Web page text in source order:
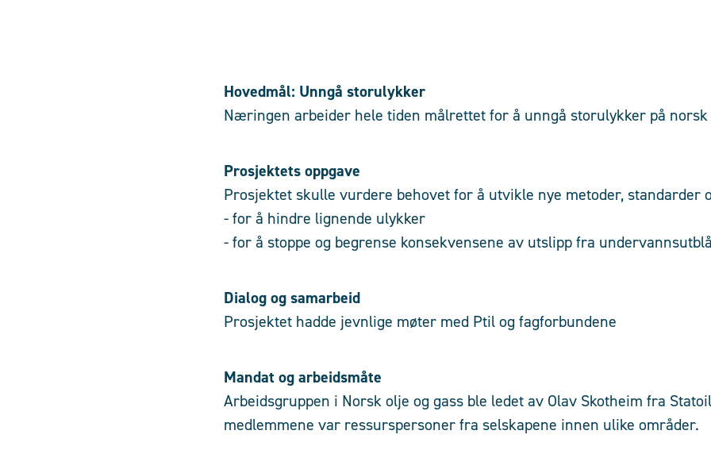
Hovedmål: Unngå storulykker
Næringen arbeider hele tiden målrettet for å unngå storulykker på
Prosjektets oppgave
Prosjektet skulle vurdere behovet for å utvikle nye metoder, standarder
- for å hindre lignende ulykker
- for å stoppe og begrense konsekvensene av utslipp fra
Dialog og samarbeid
Prosjektet hadde jevnlige møter med Ptil og fagforbundene
Mandat og arbeidsmåte
Arbeidsgruppen i Norsk olje og gass ble ledet av Olav Skotheim fra
medlemmene var ressurspersoner fra selskapene innen ulike områder.